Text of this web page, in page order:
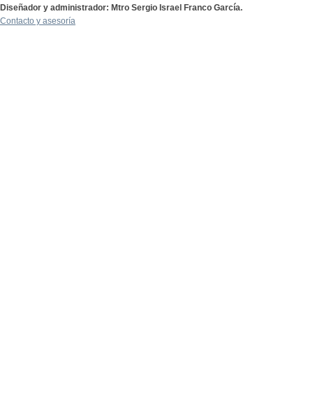
Diseñador y administrador: Mtro Sergio Israel Franco García.
Contacto y asesoría